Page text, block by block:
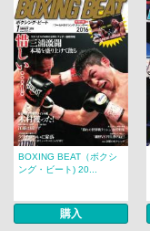
BOXING BEAT（ボクシ
ング・ビート) 20...
購入